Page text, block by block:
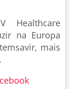
Healthcare
na Europa
mais